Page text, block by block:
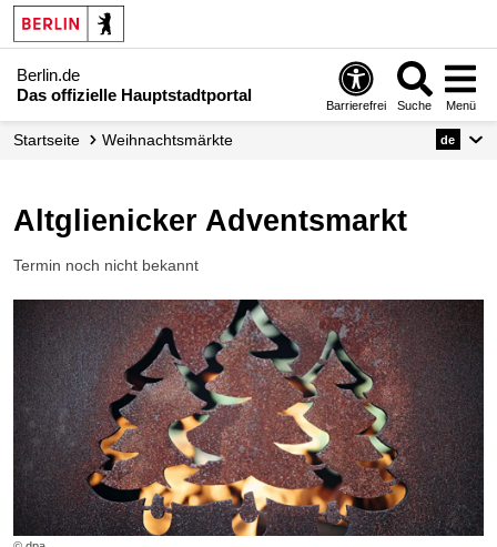
Berlin.de
Das offizielle Hauptstadtportal
Barrierefrei Suche Menü
Startseite Weihnachtsmärkte de
Altglienicker Adventsmarkt
Termin noch nicht bekannt